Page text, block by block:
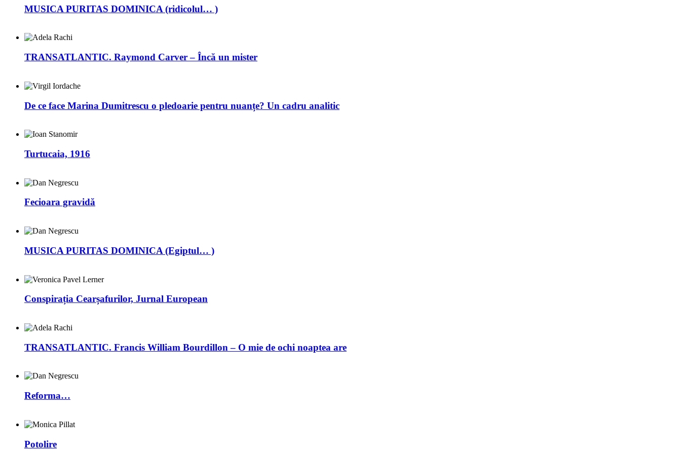
MUSICA PURITAS DOMINICA (ridicolul… )
TRANSATLANTIC. Raymond Carver – Încă un mister
De ce face Marina Dumitrescu o pledoarie pentru nuanțe? Un cadru analitic
Turtucaia, 1916
Fecioara gravidă
MUSICA PURITAS DOMINICA (Egiptul… )
Conspirația Cearșafurilor, Jurnal European
TRANSATLANTIC. Francis William Bourdillon – O mie de ochi noaptea are
Reforma…
Potolire